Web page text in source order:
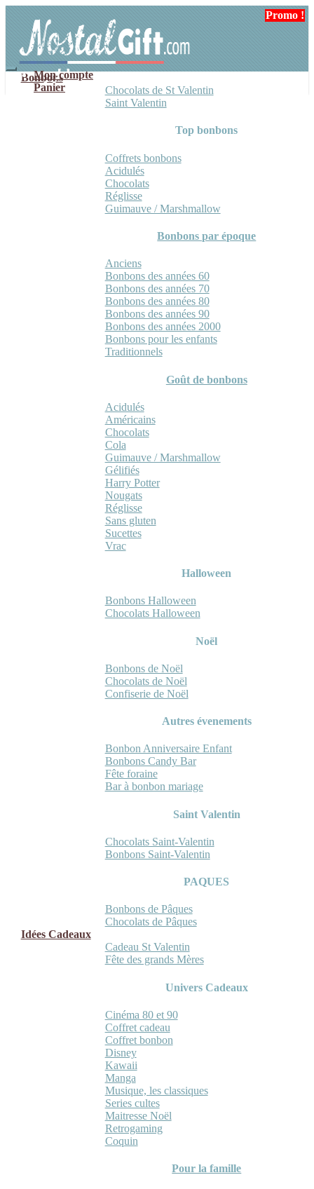
navigation
contenu
Mon compte
Panier
Bonbons
Chocolats de St Valentin
Saint Valentin
Top bonbons
Coffrets bonbons
Acidulés
Chocolats
Réglisse
Guimauve / Marshmallow
Bonbons par époque
Anciens
Bonbons des années 60
Bonbons des années 70
Bonbons des années 80
Bonbons des années 90
Bonbons des années 2000
Bonbons pour les enfants
Traditionnels
Goût de bonbons
Acidulés
Américains
Chocolats
Cola
Guimauve / Marshmallow
Gélifiés
Harry Potter
Nougats
Réglisse
Sans gluten
Sucettes
Vrac
Halloween
Bonbons Halloween
Chocolats Halloween
Noël
Bonbons de Noël
Chocolats de Noël
Confiserie de Noël
Autres évenements
Bonbon Anniversaire Enfant
Bonbons Candy Bar
Fête foraine
Bar à bonbon mariage
Saint Valentin
Chocolats Saint-Valentin
Bonbons Saint-Valentin
PAQUES
Bonbons de Pâques
Chocolats de Pâques
Idées Cadeaux
Cadeau St Valentin
Fête des grands Mères
Univers Cadeaux
Cinéma 80 et 90
Coffret cadeau
Coffret bonbon
Disney
Kawaii
Manga
Musique, les classiques
Series cultes
Maitresse Noël
Retrogaming
Coquin
Pour la famille
Promo !
Promo !
Promo !